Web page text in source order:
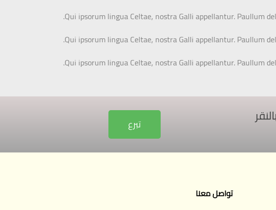
Qui ipsorum lingua Celtae, nostra Galli appellantur. Paullum
Qui ipsorum lingua Celtae, nostra Galli appellantur. Paullum
Qui ipsorum lingua Celtae, nostra Galli appellantur. Paullum
تبرع
تواصل معنا